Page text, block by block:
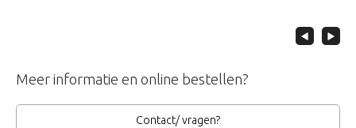
Meer informatie en online bestellen?
Contact/ vragen?